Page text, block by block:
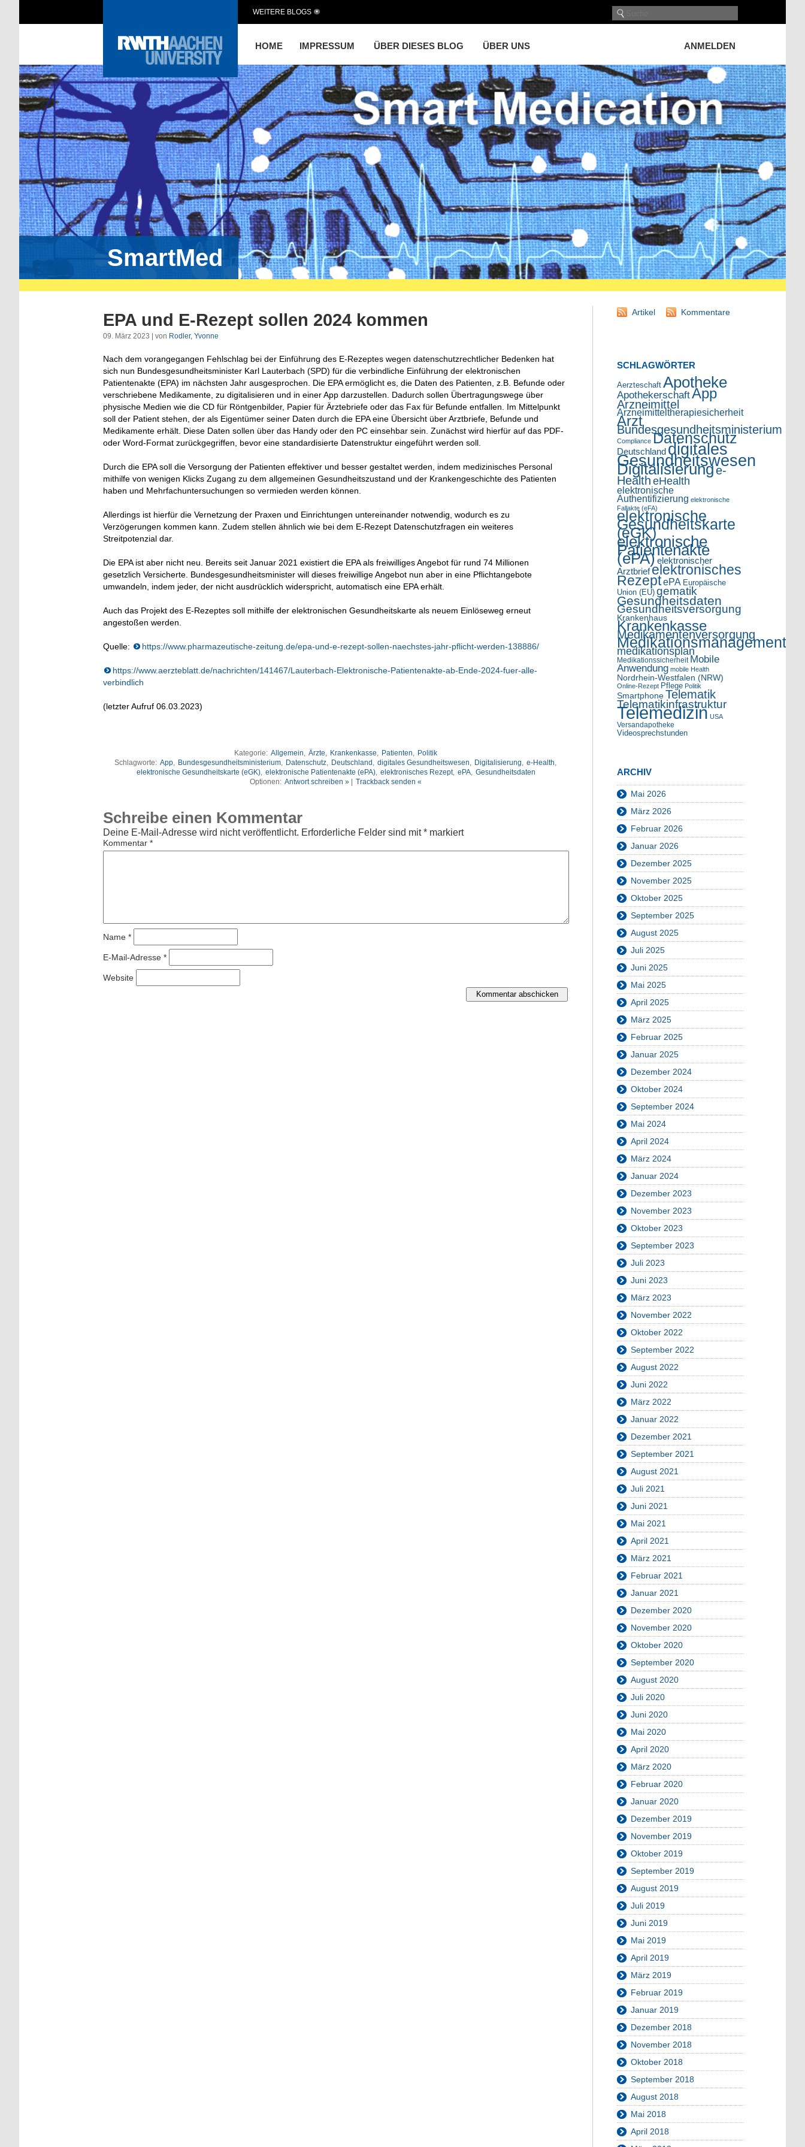
HOME IMPRESSUM ÜBER DIESES BLOG ÜBER UNS ANMELDEN
WEITERE BLOGS
SmartMed
EPA und E-Rezept sollen 2024 kommen
09. März 2023 | von Rodler, Yvonne
Nach dem vorangegangen Fehlschlag bei der Einführung des E-Rezeptes wegen datenschutzrechtlicher Bedenken hat
sich nun Bundesgesundheitsminister Karl Lauterbach (SPD) für die verbindliche Einführung der elektronischen
Patientenakte (EPA) im nächsten Jahr ausgesprochen. Die EPA ermöglicht es, die Daten des Patienten, z.B. Befunde oder
verschriebene Medikamente, zu digitalisieren und in einer App darzustellen. Dadurch sollen Übertragungswege über
physische Medien wie die CD für Röntgenbilder, Papier für Ärztebriefe oder das Fax für Befunde entfallen. Im Mittelpunkt
soll der Patient stehen, der als Eigentümer seiner Daten durch die EPA eine Übersicht über Arztbriefe, Befunde und
Medikamente erhält. Diese Daten sollen über das Handy oder den PC einsehbar sein. Zunächst wird hierfür auf das PDF-
oder Word-Format zurückgegriffen, bevor eine standardisierte Datenstruktur eingeführt werden soll.
Durch die EPA soll die Versorgung der Patienten effektiver und besser gestaltet werden, indem medizinisches Personal
mithilfe von wenigen Klicks Zugang zu dem allgemeinen Gesundheitszustand und der Krankengeschichte des Patienten
haben und Mehrfachuntersuchungen so vermieden werden können.
Allerdings ist hierfür die Vernetzung der Praxen und Einrichtungen untereinander notwendig, wodurch es zu
Verzögerungen kommen kann. Zudem stellen ähnlich wie bei dem E-Rezept Datenschutzfragen ein weiteres
Streitpotenzial dar.
Die EPA ist aber nicht neu. Bereits seit Januar 2021 existiert die EPA als freiwilliges Angebot für rund 74 Millionen
gesetzlich Versicherte. Bundesgesundheitsminister will dieses freiwillige Angebot nun aber in eine Pflichtangebote
umwandeln, indem jeder, der nicht ausdrücklich widerspricht, automatisch eine EPA erhält.
Auch das Projekt des E-Rezeptes soll mithilfe der elektronischen Gesundheitskarte als neuem Einlöseweg erneut
angestoßen werden.
Quelle: https://www.pharmazeutische-zeitung.de/epa-und-e-rezept-sollen-naechstes-jahr-pflicht-werden-138886/
https://www.aerzteblatt.de/nachrichten/141467/Lauterbach-Elektronische-Patientenakte-ab-Ende-2024-fuer-alle-
verbindlich
(letzter Aufruf 06.03.2023)
Kategorie: Allgemein, Ärzte, Krankenkasse, Patienten, Politik
Schlagworte: App, Bundesgesundheitsministerium, Datenschutz, Deutschland , digitales Gesundheitswesen, Digitalisierung, e-Health,
elektronische Gesundheitskarte (eGK), elektronische Patientenakte (ePA), elektronisches Rezept, ePA, Gesundheitsdaten
Optionen: Antwort schreiben »| Trackback senden «
Schreibe einen Kommentar
Deine E-Mail-Adresse wird nicht veröffentlicht. Erforderliche Felder sind mit* markiert
Kommentar *
Name *
E-Mail-Adresse *
Website
Artikel Kommentare
SCHLAGWÖRTER
Aerzteschaft Apotheke
ApothekerschaftApp
Arzneimittel
Arzneimitteltherapiesicherheit
Arzt
Bundesgesundheitsministerium
Compliance Datenschutz
Deutschlanddigitales
Gesundheitswesen
Digitalisierunge-
Health eHealth
elektronische
Authentifizierung elektronische
Fallakte (eFA)
elektronische
Gesundheitskarte
(eGK)
elektronische
Patientenakte
(ePA) elektronischer
Arztbriefelektronisches
RezeptePA Europäische
Union (EU) gematik
Gesundheitsdaten
Gesundheitsversorgung
Krankenhaus
Krankenkasse
Medikamentenversorgung
Medikationsmanagement
medikationsplan
Medikationssicherheit Mobile
Anwendung mobile Health
Nordrhein-Westfalen (NRW)
Online-Rezept Pflege Politik
Smartphone Telematik
Telematikinfrastruktur
Telemedizin USA
Versandapotheke
Videosprechstunden
ARCHIV
Mai 2026
März 2026
Februar 2026
Januar 2026
Dezember 2025
November 2025
Oktober 2025
September 2025
August 2025
Juli 2025
Juni 2025
Mai 2025
April 2025
März 2025
Februar 2025
Januar 2025
Dezember 2024
Oktober 2024
September 2024
Mai 2024
April 2024
März 2024
Januar 2024
Dezember 2023
November 2023
Oktober 2023
September 2023
Juli 2023
Juni 2023
März 2023
November 2022
Oktober 2022
September 2022
August 2022
Juni 2022
März 2022
Januar 2022
Dezember 2021
September 2021
August 2021
Juli 2021
Juni 2021
Mai 2021
April 2021
März 2021
Februar 2021
Januar 2021
Dezember 2020
November 2020
Oktober 2020
September 2020
August 2020
Juli 2020
Juni 2020
Mai 2020
April 2020
März 2020
Februar 2020
Januar 2020
Dezember 2019
November 2019
Oktober 2019
September 2019
August 2019
Juli 2019
Juni 2019
Mai 2019
April 2019
März 2019
Februar 2019
Januar 2019
Dezember 2018
November 2018
Oktober 2018
September 2018
August 2018
Mai 2018
April 2018